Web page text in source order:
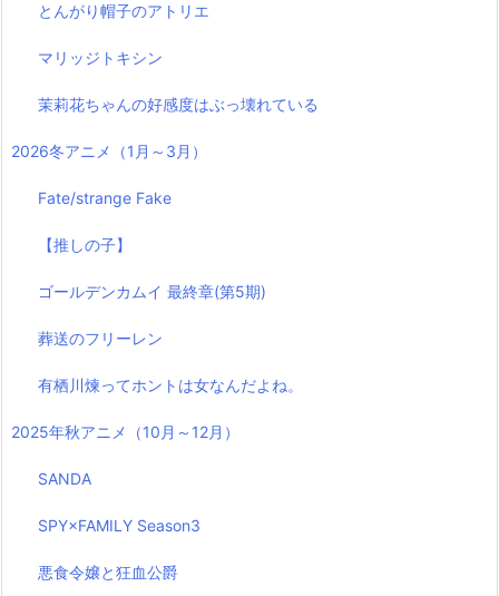
とんがり帽子のアトリエ
マリッジトキシン
茉莉花ちゃんの好感度はぶっ壊れている
2026冬アニメ（1月～3月）
Fate/strange Fake
【推しの子】
ゴールデンカムイ 最終章(第5期)
葬送のフリーレン
有栖川煉ってホントは女なんだよね。
2025年秋アニメ（10月～12月）
SANDA
SPY×FAMILY Season3
悪食令嬢と狂血公爵